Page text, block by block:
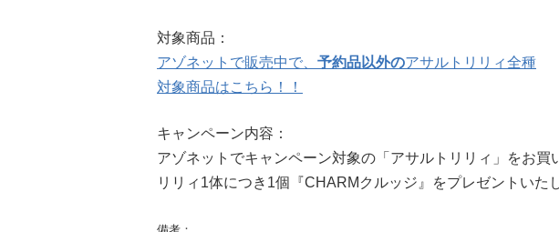
対象商品：
アゾネットで販売中で、 予約品以外のアサルトリリィ全種
対象商品はこちら！！
キャンペーン内容：
アゾネットでキャンペーン対象の「アサルトリリィ」をお買
リリィ1体につき1個『CHARMクルッジ』をプレゼントいた